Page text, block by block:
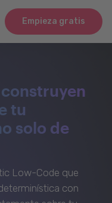
Empieza gratis
tu
solo de
Low-Code que
con